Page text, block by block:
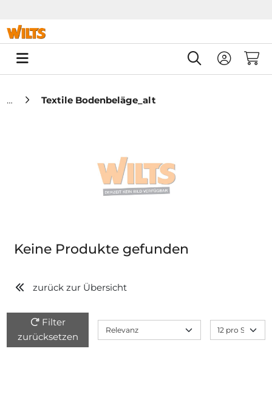
0
Textile Bodenbeläge_alt
Keine Produkte gefunden
zurück zur Übersicht
Filter
zurücksetzen